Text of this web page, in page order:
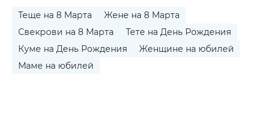
Теще на 8 Марта
Жене на 8 Марта
Свекрови на 8 Марта
Тете на День Рождения
Куме на День Рождения
Женщине на юбилей
Маме на юбилей